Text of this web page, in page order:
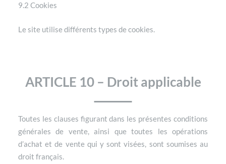
9.2 Cookies
Le site utilise différents types de cookies.
ARTICLE 10 – Droit applicable
Toutes les clauses figurant dans les présentes conditions
générales de vente, ainsi que toutes les opérations
d’achat et de vente qui y sont visées, sont soumises au
droit français.